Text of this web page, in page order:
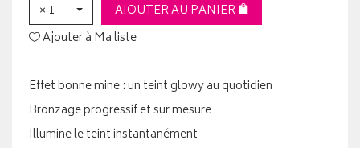
× 1
AJOUTER AU PANIER
Ajouter à Ma liste
Effet bonne mine : un teint glowy au quotidien
Bronzage progressif et sur mesure
Illumine le teint instantanément